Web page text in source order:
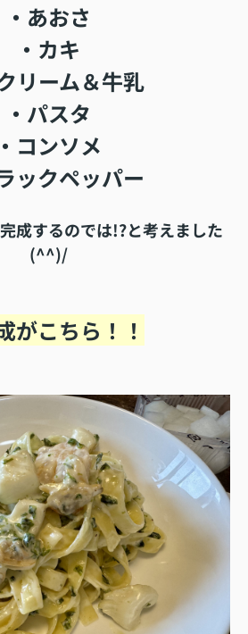
・あおさ
・カキ
リーム＆牛乳
・パスタ
・コンソメ
ックペッパー
成するのでは!?と考えました
(^^)/
がこちら！！